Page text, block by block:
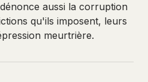
aussi la corruption
qu'ils imposent, leurs
meurtrière.